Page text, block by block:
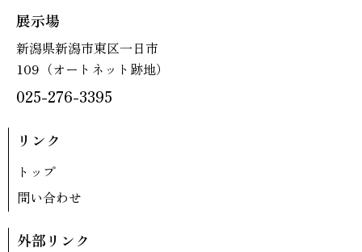
展示場
新潟県新潟市東区一日市
109（オートネット跡地）
025-276-3395
リンク
トップ
問い合わせ
外部リンク